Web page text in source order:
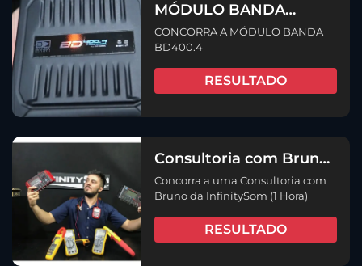
MÓDULO BANDA
BD400.4
CONCORRA A MÓDULO BANDA
BD400.4
RESULTADO
Consultoria com Bruno
da InfinitySom (1 Hora)
Concorra a uma Consultoria com
Bruno da InfinitySom (1 Hora)
RESULTADO